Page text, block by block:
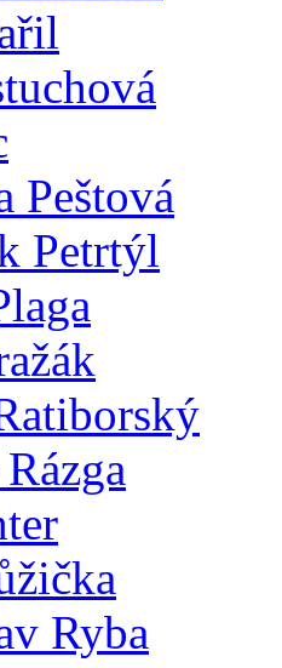
Peštová
Petrtýl
Ryba